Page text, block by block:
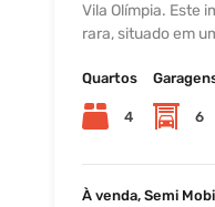
Vila Olímpia. Este
rara, situado em
Quartos
4 6
À venda, Semi